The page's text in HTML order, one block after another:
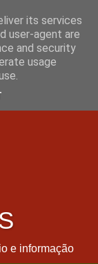
e informação
its services
user-agent are
and security
usage